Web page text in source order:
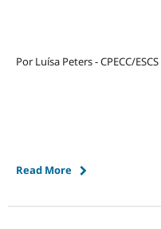
Por Luísa Peters - CPECC/ESCS
Read More